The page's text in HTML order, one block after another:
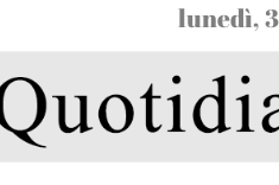
lunedì,